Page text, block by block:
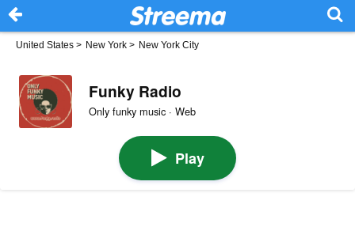
United States > New York > New York City
Funky Radio
Only funky music · Web
Play